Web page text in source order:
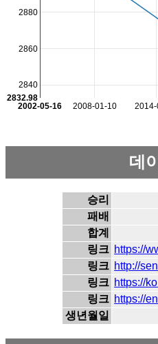
2008-01-10
2002-05-16
2840
2860
2880
2832.98
데
승리
패배
합계
링크 https://
링크 http://
링크 https://
링크 https://
생년월일